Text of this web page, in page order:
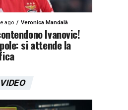
ago Veronica Mandalà
Ivanovic!
si attende la
VIDEO